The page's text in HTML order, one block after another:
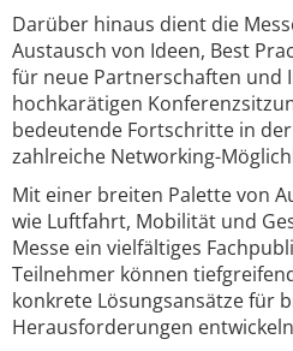
Darüber hinaus dient die
Austausch von Ideen, Best
für neue Partnerschaften und
hochkarätigen
bedeutende Fortschritte in
zahlreiche Networking-
Mit einer breiten Palette von
wie Luftfahrt, Mobilität und
Messe ein vielfältiges
Teilnehmer können
konkrete Lösungsansätze für
Herausforderungen